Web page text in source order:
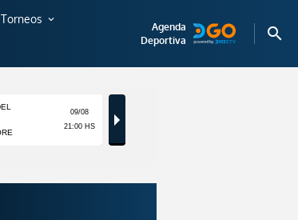
Torneos expand_more
Agenda
Deportiva
search